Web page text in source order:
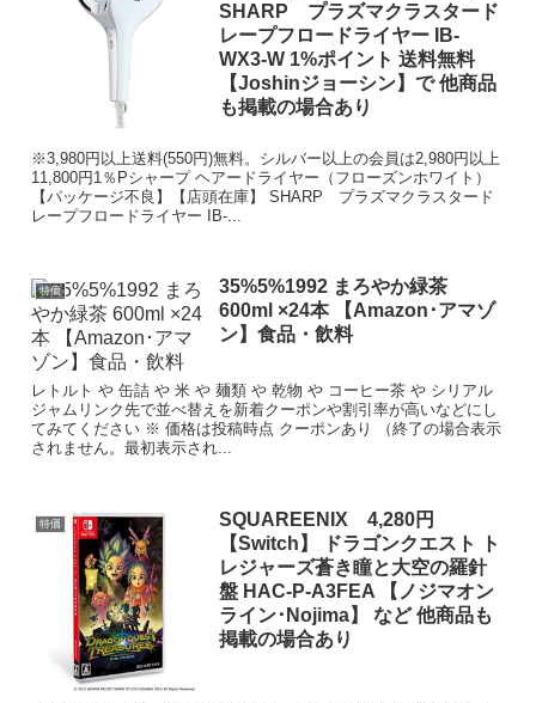
SHARP プラズマクラスタード
レープフロードライヤー IB-
WX3-W 1%ポイント 送料無料
【Joshinジョーシン】で 他商品
も掲載の場合あり
※3,980円以上送料(550円)無料。シルバー以上の会員は2,980円以上
11,800円1％Pシャープ ヘアードライヤー（フローズンホワイト）
【パッケージ不良】【店頭在庫】 SHARP プラズマクラスタード
レープフロードライヤー IB-...
特価
35%5%1992 まろやか緑茶
600ml ×24本 【Amazon･アマゾ
ン】食品・飲料
レトルト や 缶詰 や 米 や 麺類 や 乾物 や コーヒー茶 や シリアル
ジャムリンク先で並べ替えを新着クーポンや割引率が高いなどにし
てみてください ※ 価格は投稿時点 クーポンあり （終了の場合表示
されません。最初表示され...
特価
SQUAREENIX 4,280円
【Switch】 ドラゴンクエスト ト
レジャーズ蒼き瞳と大空の羅針
盤 HAC-P-A3FEA 【ノジマオン
ライン･Nojima】 など 他商品も
掲載の場合あり